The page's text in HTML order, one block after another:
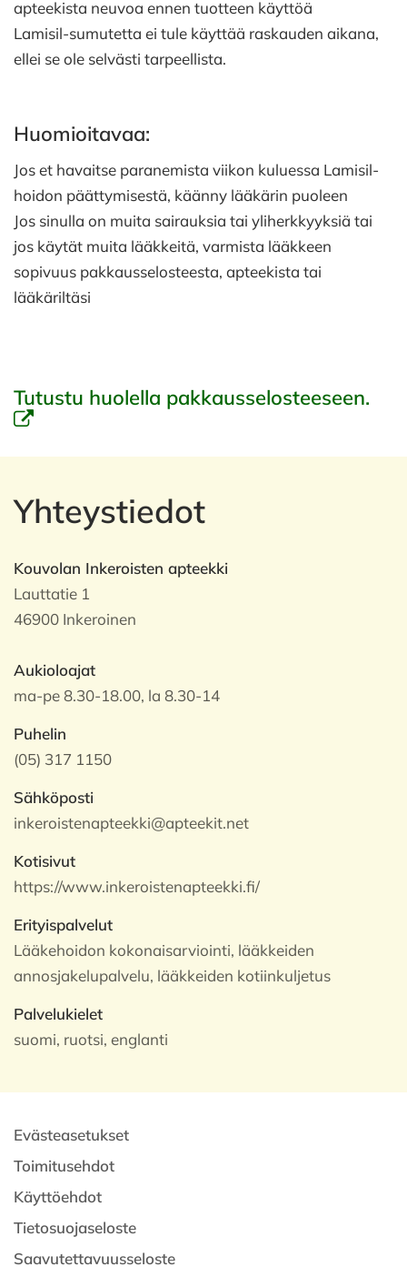
apteekista neuvoa ennen tuotteen käyttöä
Lamisil-sumutetta ei tule käyttää raskauden aikana,
ellei se ole selvästi tarpeellista.
Huomioitavaa:
Jos et havaitse paranemista viikon kuluessa Lamisil-
hoidon päättymisestä, käänny lääkärin puoleen
Jos sinulla on muita sairauksia tai yliherkkyyksiä tai
jos käytät muita lääkkeitä, varmista lääkkeen
sopivuus pakkausselosteesta, apteekista tai
lääkäriltäsi
Tutustu huolella pakkausselosteeseen.
Yhteystiedot
Kouvolan Inkeroisten apteekki
Lauttatie 1
46900 Inkeroinen
Aukioloajat
ma-pe 8.30-18.00, la 8.30-14
Puhelin
(05) 317 1150
Sähköposti
inkeroistenapteekki@apteekit.net
Kotisivut
https://www.inkeroistenapteekki.fi/
Erityispalvelut
Lääkehoidon kokonaisarviointi, lääkkeiden
annosjakelupalvelu, lääkkeiden kotiinkuljetus
Palvelukielet
suomi, ruotsi, englanti
Evästeasetukset
Toimitusehdot
Käyttöehdot
Tietosuojaseloste
Saavutettavuusseloste